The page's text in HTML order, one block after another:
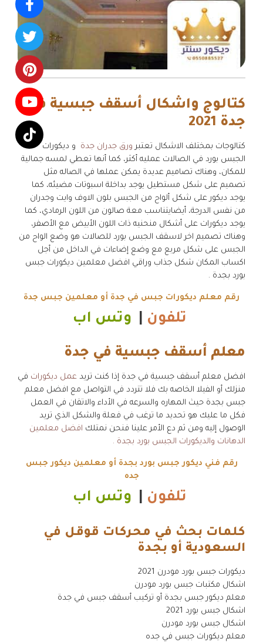
كتالوج واشكال أسقف جبسية في
جدة 2021
كتالوجات بمختلف الاشكال تعتبر ورق جدران جدة
و ديكورات
الجبس بورد في الصالات عمليه أكثر، كما أنها تعطي لمسه جمالية
للمكان، وهناك تصاميم عديدة يمكن عملها في الصاله مثل
تصميم على شكل مستطيل يوجد بداخلة اسبوتات مضيئه، كما
يوجد ديكور على شكل ألواح من الجبس بلون الاوف وايت وجدران
من نفس الدرجة، أيضايتناسب معة صالون من اللون الرمادي، كما
يوجد ديكورات على أشكال منحنيه ذات اللون الأبيض مع الأصفر،
وهناك تصميم اخر لاسقف الجبس بورد للصالات هو وضع الواح من
الجبس على شكل مربع مع وضع إضاءات في الداخل من أجل
اكساب المكان شكل جذاب وراقي افضل معلمين ديكورات جبس
بورد بجدة .
رقم معلم ديكورات جبس في جدة أو معلمين جبس جدة
تلفون وتس اب
معلم أسقف جبسية في جدة
افضل معلم أسقف جبسية في جدة إذا كنت تريد عمل ديكورات في
منزلك أو الفيلا الخاصه بك فلا تتردد في التواصل مع افضل معلم
جبس بجدة حيث المهاره والسرعه في الأداء والاتقان في العمل
فكل ما عليك هو تحديد ما ترغب في فعلة والشكل الذي تريد
الوصول إليه ومن ثم دع الأمر علينا فنحن نمتلك افضل معلمين
الدهانات والديكورات الجبس بورد بجدة .
رقم فني ديكور جبس بورد بجدة أو معلمين ديكور جبس
جده
تلفون وتس اب
كلمات بحث في محركات قوقل في
السعودية أو بجدة
ديكورات جبس بورد مودرن 2021
اشكال مكتبات جبس بورد مودرن
معلم ديكور جبس بجدة أو تركيب أسقف جبس في جدة
اشكال جبس بورد 2021
اشكال جبس بورد مودرن
معلم ديكورات جبس في جده